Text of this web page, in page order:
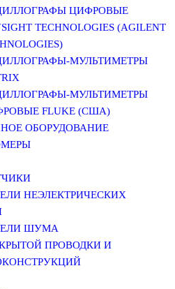
ЦИФРОВЫЕ
TECHNOLOGIES (AGILENT
МУЛЬТИМЕТРЫ
МУЛЬТИМЕТРЫ
FLUKE (США)
ОБОРУДОВАНИЕ
НЕЭЛЕКТРИЧЕСКИХ
ШУМА
ПРОВОДКИ И